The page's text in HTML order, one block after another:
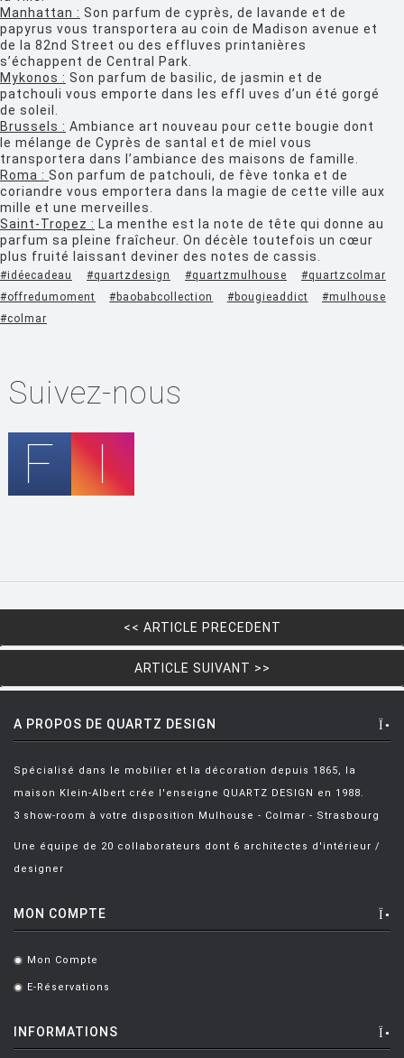
HÖFATS
INGO MAURER
JIELDÉ
KARTELL
KETTAL
KNOLL
KRISTALIA
LA CHANCE
LAPALMA
LEXON
LOUIS POULSEN
MDF
MEMPHIS
MENU
MONTANA
MOOG DESIGN
MOROSO
Manhattan : Son parfum de cyprès, de lavande et de
papyrus vous transportera au coin de Madison avenue et
de la 82nd Street ou des effluves printanières
s’échappent de Central Park.
Mykonos : Son parfum de basilic, de jasmin et de
patchouli vous emporte dans les effl uves d’un été gorgé
de soleil.
Brussels : Ambiance art nouveau pour cette bougie dont
le mélange de Cyprès de santal et de miel vous
transportera dans l’ambiance des maisons de famille.
Roma : Son parfum de patchouli, de fève tonka et de
coriandre vous emportera dans la magie de cette ville aux
mille et une merveilles.
Saint-Tropez : La menthe est la note de tête qui donne au
parfum sa pleine fraîcheur. On décèle toutefois un cœur
plus fruité laissant deviner des notes de cassis.
#idéecadeau #quartzdesign #quartzmulhouse
#quartzcolmar
#offredumoment
#baobabcollection #bougieaddict #mulhous e
#colmar
Suivez-nous
<< ARTICLE PRECEDENT
ARTICLE SUIVANT >>
A PROPOS DE QUARTZ DESIGN
Spécialisé dans le mobilier et la décoration depuis 1865, la
maison Klein-Albert crée l'enseigne QUARTZ DESIGN en 1988.
3 show-room à votre disposition Mulhouse - Colmar - Strasbourg
Une équipe de 20 collaborateurs dont 6 architectes d'intérieur /
designer
MON COMPTE
. Mon Compte
. E-Réservations
INFORMATIONS